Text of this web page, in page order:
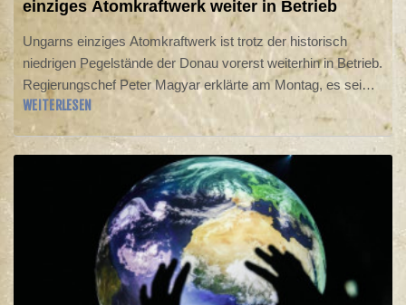
einziges Atomkraftwerk weiter in Betrieb
Ungarns einziges Atomkraftwerk ist trotz der historisch
niedrigen Pegelstände der Donau vorerst weiterhin in Betrieb.
Regierungschef Peter Magyar erklärte am Montag, es sei
den Ingenieuren gelungen, die für den Betrieb einer Turbine
erforderliche Kühlwassermenge zu reduzieren. Am Vortag
hatte Magyar angekündigt, dass das gesamte Akw erstmals
seit 44 Jahren abgeschaltet werden würde.
WEITERLESEN